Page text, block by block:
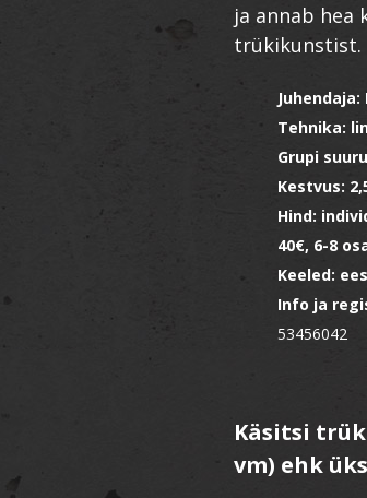
ja annab hea
trükikunstist.
Juhendaja:
Tehnika:
Grupi
Kestvus:
Hind:
40€, 6-8
Keeled:
Info ja
53456042
Käsitsi
vm) ehk